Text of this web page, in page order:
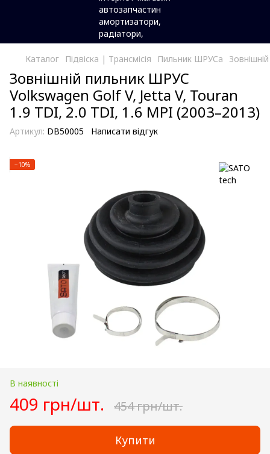
Каталог Підвіска | Трансмісія Пильник ШРУСа
Зовнішній пильник ШРУС
Volkswagen Golf V, Jetta V, Touran
1.9 TDI, 2.0 TDI, 1.6 MPI (2003–2013)
Артикул: DB50005 Написати відгук
−10%
В наявності
409 грн/шт. 454 грн/шт.
Купити